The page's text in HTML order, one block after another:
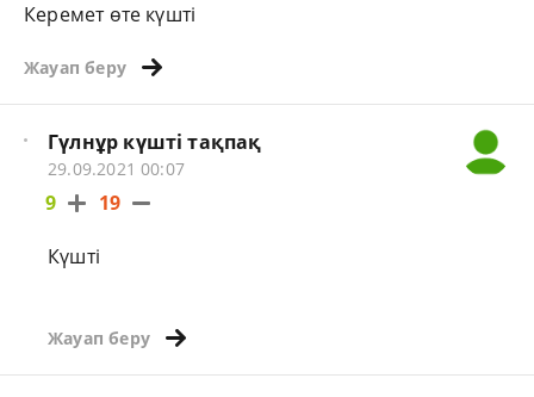
Керемет өте күшті
Жауап беру
Гүлнұр күшті тақпақ
29.09.2021 00:07
9 19
Күшті
Жауап беру